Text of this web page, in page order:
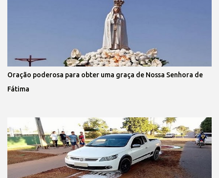
Oração poderosa para obter uma graça de Nossa Senhora de
Fátima